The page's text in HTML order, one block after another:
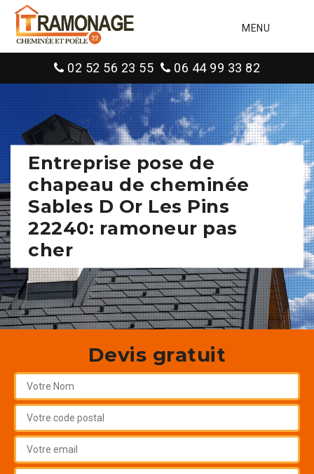
MENU
02 52 56 23 55 06 44 99 33 82
Entreprise pose de
chapeau de cheminée
Sables D Or Les Pins
22240: ramoneur pas
cher
Devis gratuit